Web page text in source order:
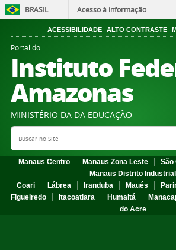
BRASIL Acesso à informação
ACESSIBILIDADE ALTO CONTRASTE
Portal do
Instituto
Amazonas
MINISTÉRIO DA DA EDUCAÇÃO
Search Site
Manaus Centro Manaus Zona Leste
São
Manaus Distrito Industrial
Coari
Lábrea Iranduba Maués
Figueiredo
Itacoatiara Humaitá
do Acre